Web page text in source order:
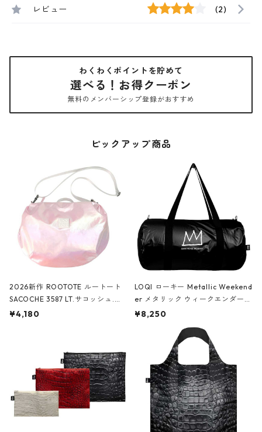
レビュー (2)
わくわくポイントを貯めて
選べる！お得クーポン
無料のメンバーシップ登録がおすすめ
ピックアップ商品
2026新作 ROOTOTE ルートート
SACOCHE 3587 LT.サコッシュ.ル
ミエ-B ショルダーバッグ グロスピ
¥4,180
LOQI ローキー Metallic Weekend
er メタリック ウィークエンダー
ボストンバッグ ショルダーバッグ
Black ジャン=ミッシェル・バスキ
ア/クラウン ブラック
¥8,250